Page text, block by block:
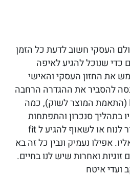
העסקי חשוב לדעת כל הזמן
כדי שנוכל להגיע לאיפה
את החזון העסקי והאישי
להסביר את ההגדרה הרחבה
של Product Market Fit (התאמת המוצר לשוק), כמה
בתהליך סנכרון והתפתחות
תמידי ולמה אף פעם אסור לנוח או לשאוף להגיע ל fit
אפילו נעמיק ונבין כל זה בא
זוגיות ואחרות שיש לנו בחיים.
ועדי איטח